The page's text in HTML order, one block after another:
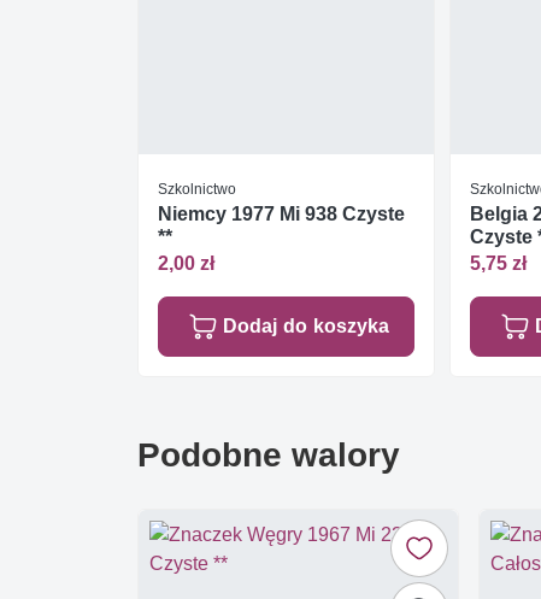
Szkolnictwo
Niemcy 1977 Mi 938 Czyste
**
2,00 zł
Dodaj do koszyka
Belgia
Czyste
5,75 zł
Podobne walory